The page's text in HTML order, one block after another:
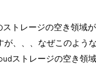
トレージの空き領域
が、、、なぜこのよう
ストレージの空き領